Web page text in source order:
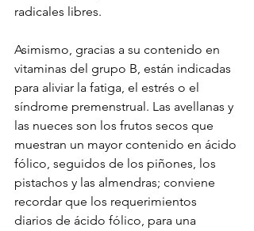
radicales libres.
Asimismo, gracias a su contenido en
vitaminas del grupo B, están indicadas
para aliviar la fatiga, el estrés o el
síndrome premenstrual. Las avellanas y
las nueces son los frutos secos que
muestran un mayor contenido en ácido
fólico, seguidos de los piñones, los
pistachos y las almendras; conviene
recordar que los requerimientos
diarios de ácido fólico, para una